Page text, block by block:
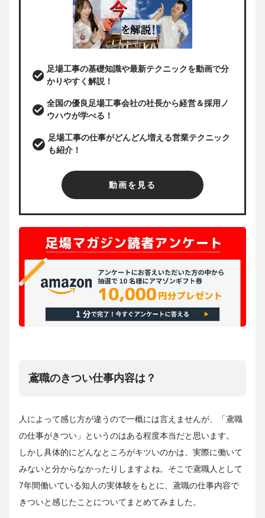
足場工事の基礎知識や最新テクニックを動画で分
かりやすく解説！
全国の優良足場工事会社の社長から経営＆採用ノ
ウハウが学べる！
足場工事の仕事がどんどん増える営業テクニック
も紹介！
動画を見る
鳶職のきつい仕事内容は？
人によって感じ方が違うので一概には言えませんが、「鳶職
の仕事がきつい」というのはある程度本当だと思います。
しかし具体的にどんなところがキツいのかは、実際に働いて
みないと分からなかったりしますよね。そこで鳶職人として
7年間働いている知人の実体験をもとに、鳶職の仕事内容で
きついと感じたことについてまとめてみました。